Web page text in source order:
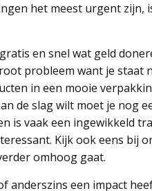
het meest urgent zijn,
en snel wat geld
probleem want je staat
in een mooie
de slag wilt moet je nog
is vaak een ingewikkeld
Kijk ook eens bij
omhoog gaat.
anderszins een impact